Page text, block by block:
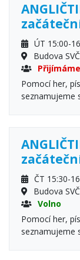
ÚT 15:00-
Budova SVČ
Pomocí her,
seznamujeme
ČT 15:30-
Budova SVČ
Volno
Pomocí her,
seznamujeme